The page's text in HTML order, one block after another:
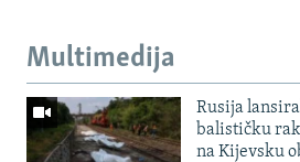
Multimedija
Rusija
balističku
na Kijevsku